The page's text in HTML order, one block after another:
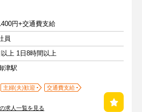
円+交通費支給
員
上 1日8時間以上
津駅
主婦(夫)歓迎
交通費支給
求人一覧を見る